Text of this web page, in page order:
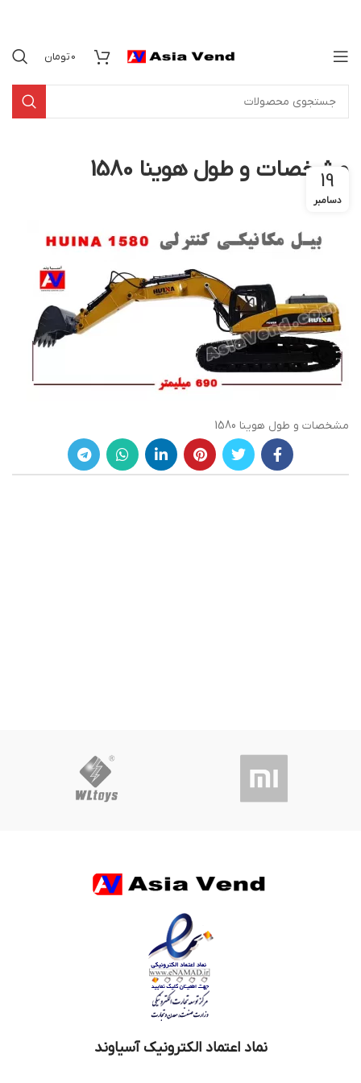
0تومان
مشخصات و طول هوینا 1580
19
دسامبر
مشخصات و طول هوینا 1580
نماد اعتماد الکترونیک آسیاوند